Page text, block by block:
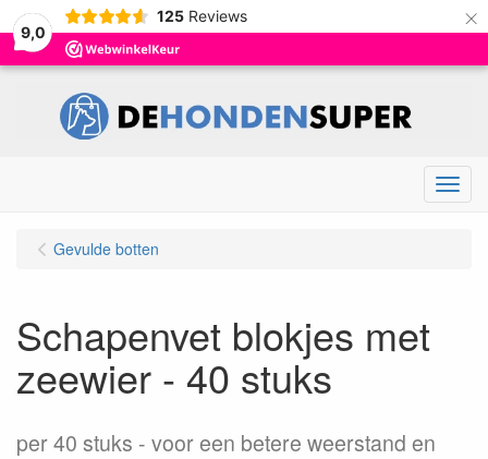
9,0
125 Reviews ×
Menu
Gevulde botten
Schapenvet blokjes met
zeewier - 40 stuks
per 40 stuks
voor een betere weerstand en